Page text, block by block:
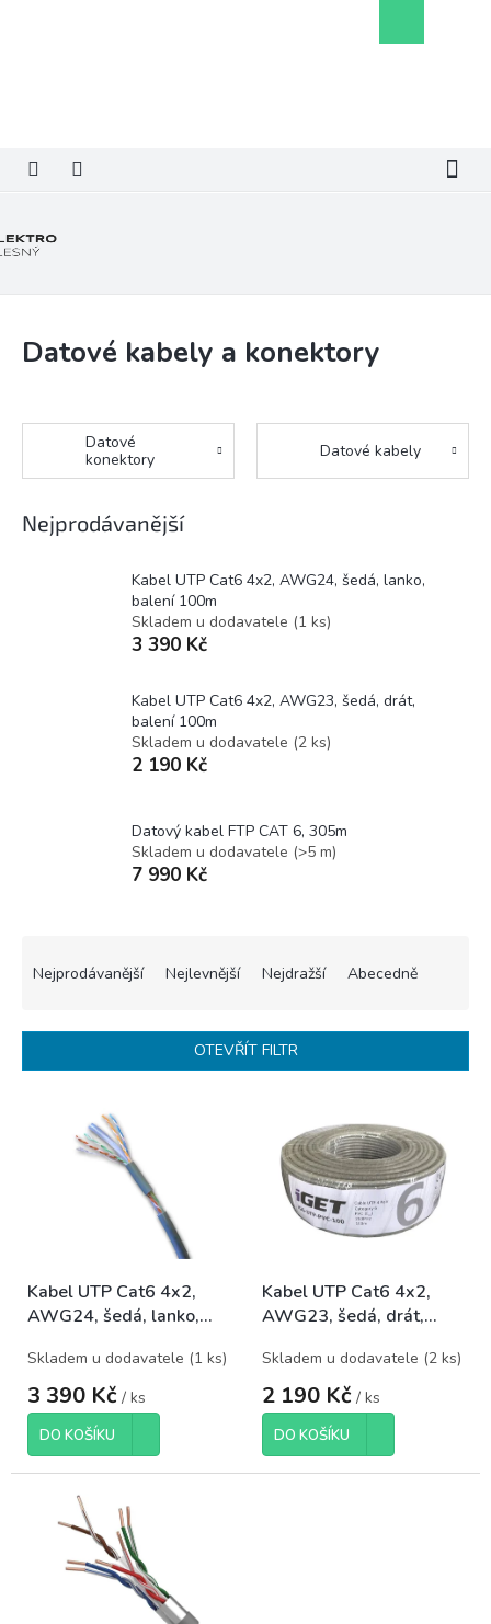
košík
Datové kabely a konektory
Datové
konektory
Datové kabely
Nejprodávanější
Kabel UTP Cat6 4x2, AWG24, šedá, lanko,
balení 100m
Skladem u dodavatele (1 ks)
3 390 Kč
Kabel UTP Cat6 4x2, AWG23, šedá, drát,
balení 100m
Skladem u dodavatele (2 ks)
2 190 Kč
Datový kabel FTP CAT 6, 305m
Skladem u dodavatele (>5 m)
7 990 Kč
í
Nejprodávanější Nejlevnější Nejdražší Abecedně
OTEVŘÍT FILTR
d
u
t
ů
Kabel UTP Cat6 4x2,
AWG24, šedá, lanko,
Skladem u dodavatele (1 ks)
3 390 Kč / ks
DO KOŠÍKU
Kabel UTP Cat6 4x2,
AWG23, šedá, drát,
Skladem u dodavatele (2 ks)
2 190 Kč / ks
DO KOŠÍKU